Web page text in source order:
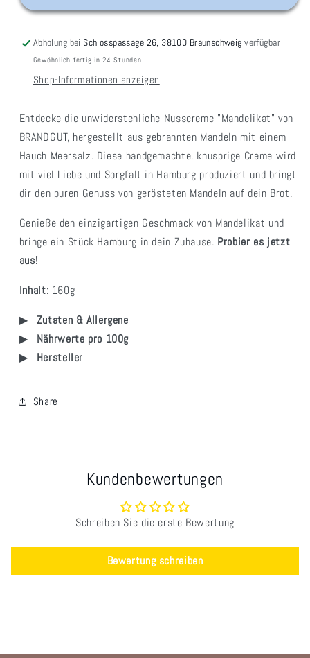
Abholung beiSchlosspassage 26, 38100 Braunschweig verfügbar
Gewöhnlich fertig in 24 Stunden
Shop-Informationen anzeigen
Entdecke die unwiderstehliche Nusscreme "Mandelikat" von
BRANDGUT, hergestellt aus gebrannten Mandeln mit einem
Hauch Meersalz. Diese handgemachte, knusprige Creme wird
mit viel Liebe und Sorgfalt in Hamburg produziert und bringt
dir den puren Genuss von gerösteten Mandeln auf dein Brot.
Genieße den einzigartigen Geschmack von Mandelikat und
bringe ein Stück Hamburg in dein Zuhause. Probier es jetzt
aus!
Inhalt: 160g
Zutaten & Allergene
Nährwerte pro 100g
Hersteller
Share
Kundenbewertungen
Schreiben Sie die erste Bewertung
Bewertung schreiben